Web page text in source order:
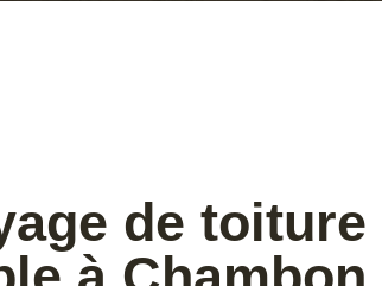
de toiture